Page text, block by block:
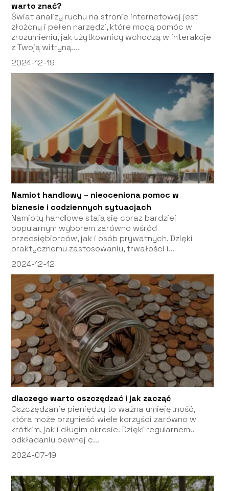
warto znać?
Świat analizy ruchu na stronie internetowej jest
złożony i pełen narzędzi, które mogą pomóc w
zrozumieniu, jak użytkownicy wchodzą w interakcje
z Twoją witryną....
2024-12-19
Namiot handlowy – nieoceniona pomoc w
biznesie i codziennych sytuacjach
Namioty handlowe stają się coraz bardziej
popularnym wyborem zarówno wśród
przedsiębiorców, jak i osób prywatnych. Dzięki
praktycznemu zastosowaniu, trwałości i...
2024-12-12
dlaczego warto oszczędzać i jak zacząć
Oszczędzanie pieniędzy to ważna umiejętność,
która może przynieść wiele korzyści zarówno w
krótkim, jak i długim okresie. Dzięki regularnemu
odkładaniu pewnej c...
2024-07-19